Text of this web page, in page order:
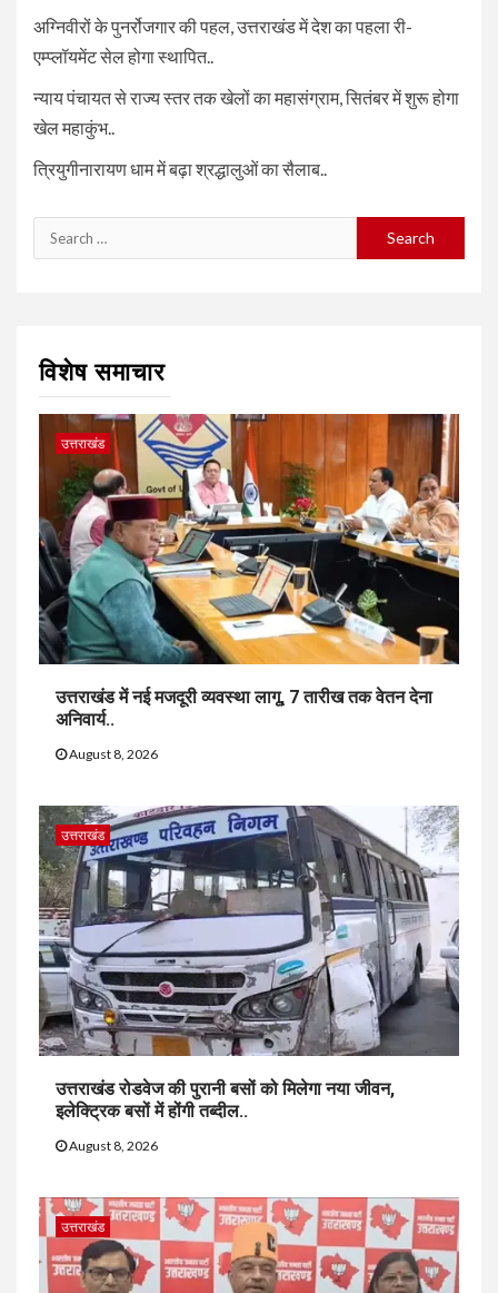
अग्निवीरों के पुनर्रोजगार की पहल, उत्तराखंड में देश का पहला री-
एम्प्लॉयमेंट सेल होगा स्थापित..
न्याय पंचायत से राज्य स्तर तक खेलों का महासंग्राम, सितंबर में शुरू होगा
खेल महाकुंभ..
त्रियुगीनारायण धाम में बढ़ा श्रद्धालुओं का सैलाब..
Search
for:
विशेष समाचार
उत्तराखंड
उत्तराखंड में नई मजदूरी व्यवस्था लागू, 7 तारीख तक वेतन देना
अनिवार्य..
August 8, 2026
उत्तराखंड
उत्तराखंड रोडवेज की पुरानी बसों को मिलेगा नया जीवन,
इलेक्ट्रिक बसों में होंगी तब्दील..
August 8, 2026
उत्तराखंड